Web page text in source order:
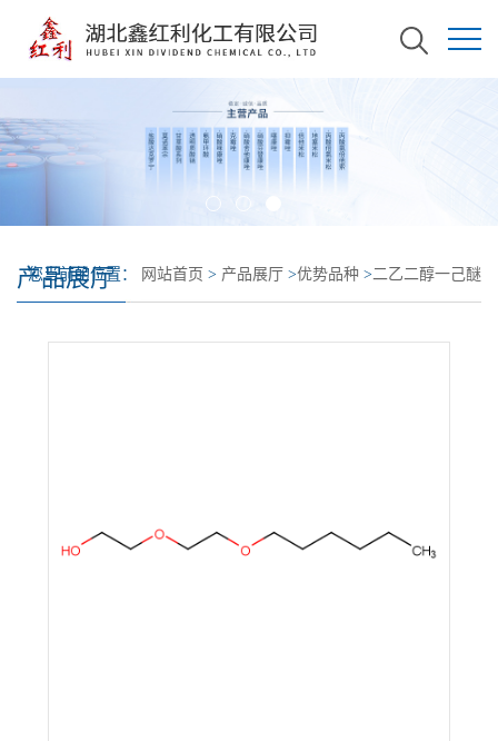
产品展厅
您当前的位置： 网站首页 > 产品展厅 >优势品种 >二乙二醇一己醚